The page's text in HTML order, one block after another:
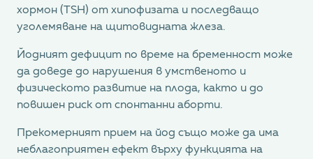
хормон (TSH) от хипофизата и последващо
уголемяване на щитовидната жлеза.
Йодният дефицит по време на бременност може
да доведе до нарушения в умственото и
физическото развитие на плода, както и до
повишен риск от спонтанни аборти.
Прекомерният прием на йод също може да има
неблагоприятен ефект върху функцията на